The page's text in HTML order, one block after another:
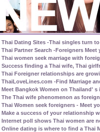
Thai Dating Sites -Thai singles turn
Thai Partner Search -Foreigners Meet
Thai women seek marriage with
Success finding a Thai wife, Thai
Thai Foreigner relationships are
ThaiLoveLines.com -Find Marriage
Meet Bangkok Women on Thailand'
The Thai wife phenomenon as
Thai Women seek foreigners - Meet
Make a success of your relationship
Internet poll shows Thai women are
Online dating is where to find a Thai